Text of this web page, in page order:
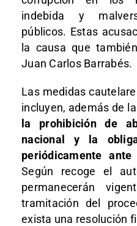
indebida y
públicos. Estas
la causa que
Juan Carlos Barrabés.
Las medidas
incluyen, además de
la prohibición de
nacional y la
periódicamente
Según recoge el
permanecerán
tramitación del
exista una resolución